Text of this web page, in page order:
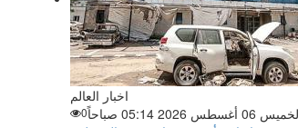
اخبار العالم
06 أغسطس 2026 05:14 صباحاً
0